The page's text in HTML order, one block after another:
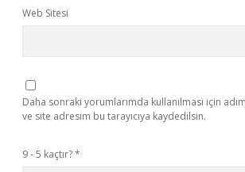
Web Sitesi
Daha sonraki yorumlarımda kullanılması için
ve site adresim bu tarayıcıya kaydedilsin.
9 - 5 kaçtır?*